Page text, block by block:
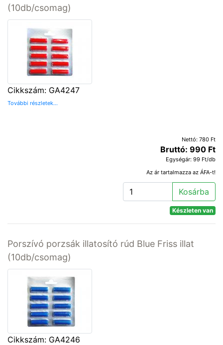
(10db/csomag)
Cikkszám: GA4247
További részletek...
Nettó: 780 Ft
Bruttó: 990 Ft
Egységár: 99 Ft/db
Az ár tartalmazza az ÁFA-t!
Kosárba
Készleten van
Porszívó porzsák illatosító rúd Blue Friss illat
(10db/csomag)
Cikkszám: GA4246